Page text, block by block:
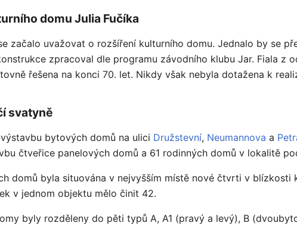
domu Julia Fučíka
začalo uvažovat o rozšíření kulturního domu. Jednalo by se
zpracoval dle programu závodního klubu Jar. Fiala z
řešena na konci 70. let. Nikdy však nebyla dotažena k
svatyně
bytových domů na ulici Družstevní, Neumannova a
čtveřice panelových domů a 61 rodinných domů v lokalitě
domů byla situována v nejvyšším místě nové čtvrti v blízkosti
v jednom objektu mělo činit 42.
byly rozděleny do pěti typů A, A1 (pravý a levý), B